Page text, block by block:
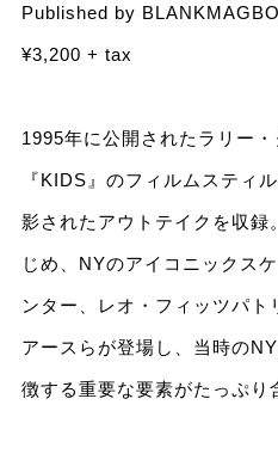
Published by
¥3,200 + tax
1995年に公開されたラリー
『KIDS』のフィルムスティ
影されたアウトテイクを収録
じめ、NYのアイコニックス
ンター、レオ・フィッツパ
アースらが登場し、当時の
徴する重要な要素がたっぷり